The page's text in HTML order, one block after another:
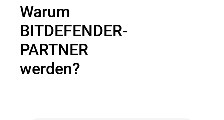
Warum
BITDEFENDER-
PARTNER
werden?